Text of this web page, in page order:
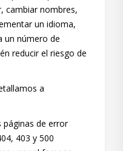
cambiar nombres,
un idioma,
un número de
reducir el riesgo de
a
páginas de error
403 y 500